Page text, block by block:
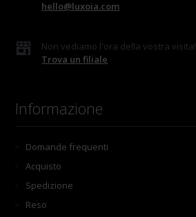
hello@luxoia.com
Non vediamo l'ora della vostra visita!
Trova un filiale
Informazione
Domande frequenti
Acquisto
Spedizione
Reso